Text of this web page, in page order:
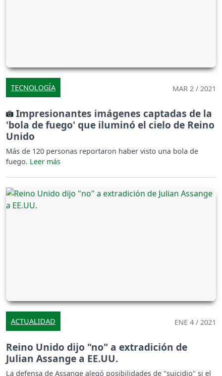
TECNOLOGÍA MAR 2 / 2021
Impresionantes imágenes captadas de la
'bola de fuego' que iluminó el cielo de Reino
Unido
Más de 120 personas reportaron haber visto una bola de
fuego.
ACTUALIDAD ENE 4 / 2021
Reino Unido dijo "no" a extradición de
Julian Assange a EE.UU.
La defensa de Assange alegó posibilidades de "suicidio" si el